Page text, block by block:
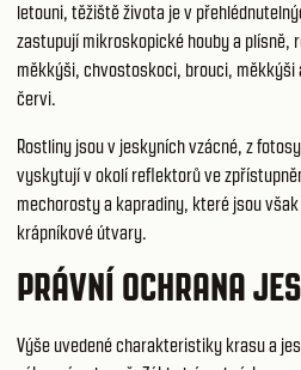
letouni, těžiště života je v
zastupují mikroskopické houby a plísně,
měkkýši, chvostoskoci, brouci,
červi.
Rostliny jsou v jeskyních vzácné, z
vyskytují v okolí reflektorů ve
mechorosty a kapradiny, které jsou
krápníkové útvary.
PRÁVNÍ OCHRANA
Výše uvedené charakteristiky krasu a